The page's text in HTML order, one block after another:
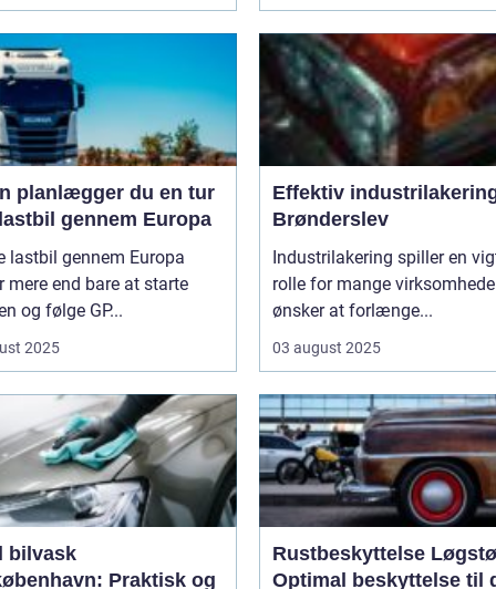
planlægger du en tur
gennem Europa
lastbil gennem Europa
mere end bare at starte
og følge GP...
2025
Effektiv
Brønderslev
Industrilakering spiller en
rolle for mange
ønsker at forlænge...
03 august 2025
bilvask
Praktisk og
Rustbeskyttelse
Optimal beskyttelse til